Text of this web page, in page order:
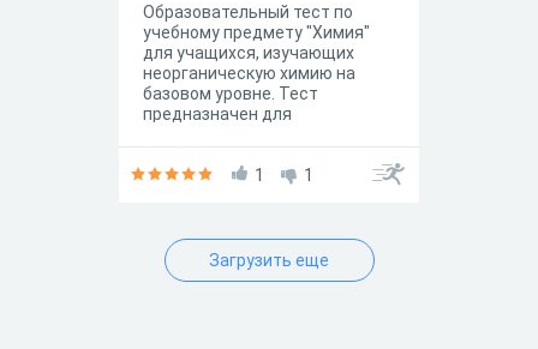
Образовательный тест по
учебному предмету "Химия"
для учащихся, изучающих
неорганическую химию на
базовом уровне. Тест
предназначен для
1
1
Загрузить еще